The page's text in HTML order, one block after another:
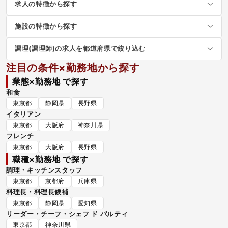
求人の特徴から探す
施設の特徴から探す
調理(調理師)の求人を都道府県で絞り込む
注目の条件×勤務地から探す
業態×勤務地 で探す
和食
東京都 静岡県 長野県
イタリアン
東京都 大阪府 神奈川県
フレンチ
東京都 大阪府 長野県
職種×勤務地 で探す
調理・キッチンスタッフ
東京都 京都府 兵庫県
料理長・料理長候補
東京都 静岡県 愛知県
リーダー・チーフ・シェフ ド パルティ
東京都 神奈川県